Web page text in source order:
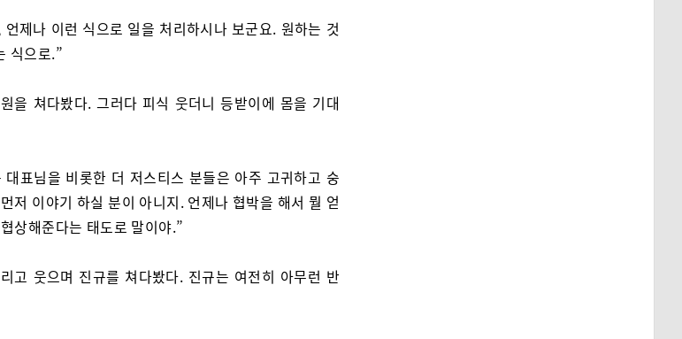
제나 이런 식으로 일을 처리하시나 보군요. 원하는 것
식으로.”
을 쳐다봤다. 그러다 피식 웃더니 등받이에 몸을 기대
표님을 비롯한 더 저스티스 분들은 아주 고귀하고 숭
저 이야기 하실 분이 아니지. 언제나 협박을 해서 뭘 얻
상해준다는 태도로 말이야.”
고 웃으며 진규를 쳐다봤다. 진규는 여전히 아무런 반